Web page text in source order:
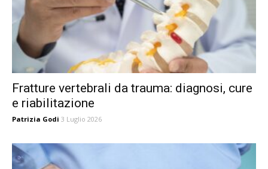
Fratture vertebrali da trauma: diagnosi, cure
e riabilitazione
Patrizia Godi 3 Luglio 2026